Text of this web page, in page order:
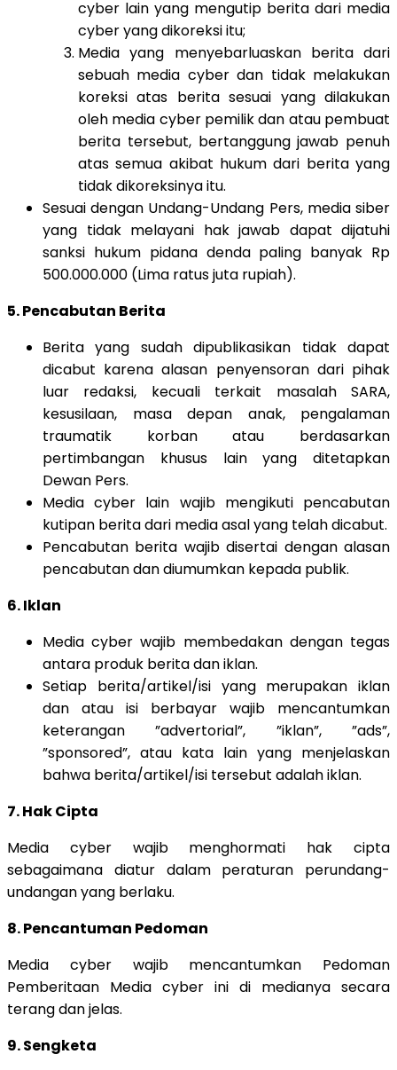
cyber lain yang mengutip berita dari media
cyber yang dikoreksi itu;
Media yang menyebarluaskan berita dari
sebuah media cyber dan tidak melakukan
koreksi atas berita sesuai yang dilakukan
oleh media cyber pemilik dan atau pembuat
berita tersebut, bertanggung jawab penuh
atas semua akibat hukum dari berita yang
tidak dikoreksinya itu.
Sesuai dengan Undang-Undang Pers, media siber
yang tidak melayani hak jawab dapat dijatuhi
sanksi hukum pidana denda paling banyak Rp
500.000.000 (Lima ratus juta rupiah).
5. Pencabutan Berita
Berita yang sudah dipublikasikan tidak dapat
dicabut karena alasan penyensoran dari pihak
luar redaksi, kecuali terkait masalah SARA,
kesusilaan, masa depan anak, pengalaman
traumatik korban atau berdasarkan
pertimbangan khusus lain yang ditetapkan
Dewan Pers.
Media cyber lain wajib mengikuti pencabutan
kutipan berita dari media asal yang telah dicabut.
Pencabutan berita wajib disertai dengan alasan
pencabutan dan diumumkan kepada publik.
6. Iklan
Media cyber wajib membedakan dengan tegas
antara produk berita dan iklan.
Setiap berita/artikel/isi yang merupakan iklan
dan atau isi berbayar wajib mencantumkan
keterangan ”advertorial”, ”iklan”, ”ads”,
”sponsored”, atau kata lain yang menjelaskan
bahwa berita/artikel/isi tersebut adalah iklan.
7. Hak Cipta
Media cyber wajib menghormati hak cipta
sebagaimana diatur dalam peraturan perundang-
undangan yang berlaku.
8. Pencantuman Pedoman
Media cyber wajib mencantumkan Pedoman
Pemberitaan Media cyber ini di medianya secara
terang dan jelas.
9. Sengketa